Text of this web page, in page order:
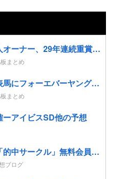
【競馬】金子真人オーナー、29年連続重賞勝利！初重賞制覇から1年も途切れることなく29年… JRA重賞は122勝目 ネット「すごすぎる」
まとめ
【競馬】年度代表馬にフォーエバーヤング 得票率91%と圧倒！4歳以上牡馬、ダートと合わせて三冠
まとめ
ーアイビスSD他の予想
競馬予想サイト「的中サークル」無料会員登録｜初心者も指数とプロ予想で週末レースを攻略
ブログ